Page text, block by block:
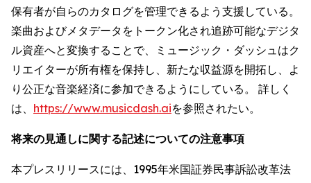
保有者が自らのカタログを管理できるよう支援している。
楽曲およびメタデータをトークン化され追跡可能なデジタ
ル資産へと変換することで、ミュージック・ダッシュはク
リエイターが所有権を保持し、新たな収益源を開拓し、よ
り公正な音楽経済に参加できるようにしている。 詳しく
は、 https://www.musicdash.aiを参照されたい。
将来の見通しに関する記述についての注意事項
本プレスリリースには、1995年米国証券民事訴訟改革法